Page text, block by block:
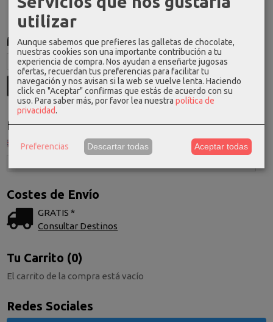
Marcas
Idioma
Costes de Envío
GRATIS *
Consultar Destinos
Tu Carrito (0)
El carrito de la compra está vacío
Redes Sociales
utilizar
Aunque sabemos que prefieres las galletas de chocolate,
nuestras cookies son una importante contribución a tu
experiencia de compra. Nos ayudan a enseñarte jugosas
ofertas, recuerdan tus preferencias para facilitar tu
navegación y nos avisan si la web se vuelve lenta. Haciendo
click en "Aceptar" confirmas que estás de acuerdo con su
uso. Para saber más, por favor lea nuestra política de
privacidad.
Preferencias Descartar todas Aceptar todas